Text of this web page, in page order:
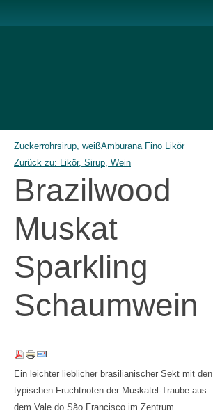
Zuckerrohrsirup, weißAmburana Fino Likör
Zurück zu: Likör, Sirup, Wein
Brazilwood
Muskat
Sparkling
Schaumwein
Ein leichter lieblicher brasilianischer Sekt mit den
typischen Fruchtnoten der Muskatel-Traube aus
dem Vale do São Francisco im Zentrum